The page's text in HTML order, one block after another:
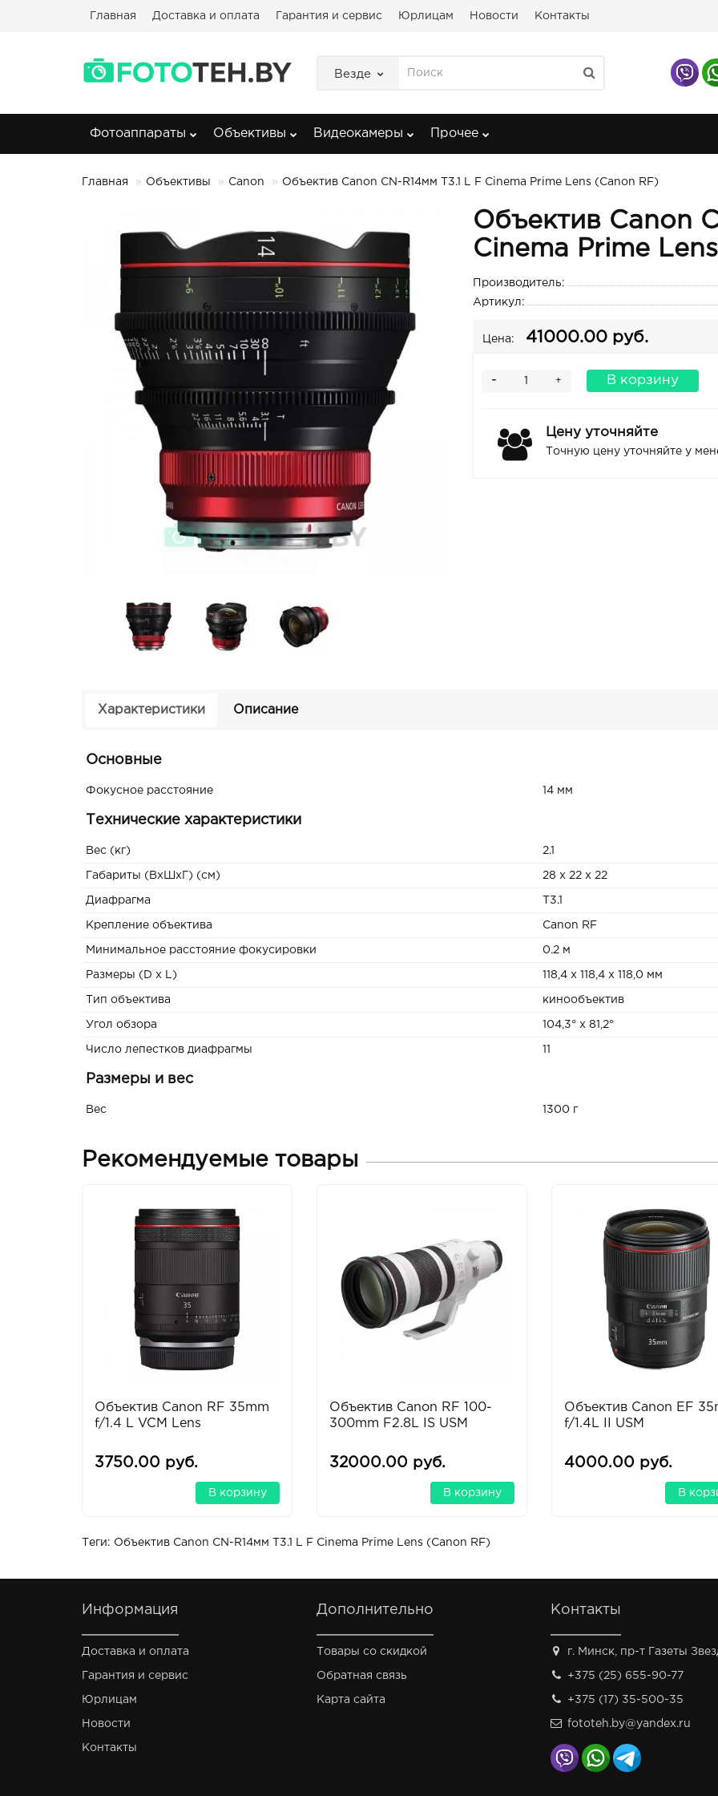
Главная Доставка и оплата Гарантия и сервис Юрлицам Новости Контакты
Везде
Фотоаппараты Объективы Видеокамеры Прочее
Главная Объективы Canon Объектив Canon CN-R14мм T3.1 L F Cinema Prime Lens (Canon RF)
Объектив Canon
Cinema Prime
Производитель:
Артикул:
Цена: 41000.00 руб.
+
- В корзину
Цену уточняйте
Точную цену уточняйте у
Характеристики Описание
Основные
Фокусное расстояние 14 мм
Технические характеристики
Вес (кг) 2.1
Габариты (ВxШxГ) (см) 28 x 22 x 22
Диафрагма T3.1
Крепление объектива Canon RF
Минимальное расстояние фокусировки 0.2 м
Размеры (D x L) 118,4 x 118,4 x 118,0 мм
Тип объектива кинообъектив
Угол обзора 104,3° x 81,2°
Число лепестков диафрагмы
Размеры и вес
Вес 1300 г
Рекомендуемые товары
Объектив Canon RF 35mm
f/1.4 L VCM Lens
3750.00 руб.
В корзину
Объектив Canon RF 100-
300mm F2.8L IS USM
32000.00 руб.
В корзину
Объектив Canon EF
f/1.4L II USM
4000.00 руб.
В
Теги: Объектив Canon CN-R14мм T3.1 L F Cinema Prime Lens (Canon RF)
Информация
Доставка и оплата
Гарантия и сервис
Юрлицам
Новости
Контакты
Дополнительно
Товары со скидкой
Обратная связь
Карта сайта
Контакты
г. Минск, пр-т Газеты
+375 (25) 655-90-77
+375 (17) 35-500-35
fototeh.by@yandex.ru